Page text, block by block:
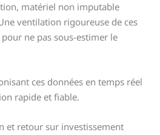
matériel non imputable
ventilation rigoureuse de ces
ne pas sous-estimer le
ces données en temps réel
rapide et fiable.
et retour sur investissement